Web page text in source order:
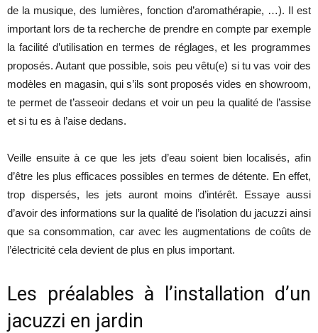
de la musique, des lumières, fonction d’aromathérapie, …). Il est
important lors de ta recherche de prendre en compte par exemple
la facilité d’utilisation en termes de réglages, et les programmes
proposés. Autant que possible, sois peu vêtu(e) si tu vas voir des
modèles en magasin, qui s’ils sont proposés vides en showroom,
te permet de t’asseoir dedans et voir un peu la qualité de l’assise
et si tu es à l’aise dedans.
Veille ensuite à ce que les jets d’eau soient bien localisés, afin
d’être les plus efficaces possibles en termes de détente. En effet,
trop dispersés, les jets auront moins d’intérêt. Essaye aussi
d’avoir des informations sur la qualité de l’isolation du jacuzzi ainsi
que sa consommation, car avec les augmentations de coûts de
l’électricité cela devient de plus en plus important.
Les préalables à l’installation d’un
jacuzzi en jardin